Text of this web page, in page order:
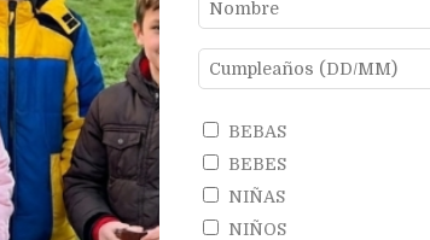
BEBAS
BEBES
NIÑAS
NIÑOS